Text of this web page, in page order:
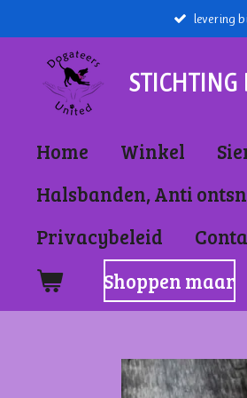
hoofdinhoud
levering
STICHTING
Home Winkel
Halsbanden, Anti
Privacybeleid
Shoppen maar